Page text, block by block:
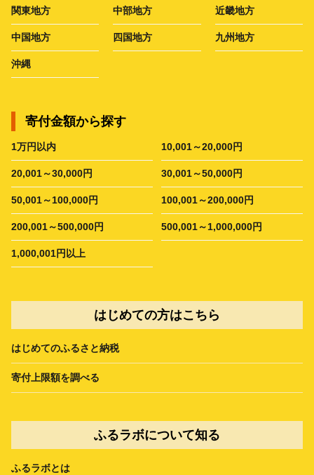
関東地方 中部地方 近畿地方
中国地方 四国地方 九州地方
沖縄
寄付金額から探す
1万円以内 10,001～20,000円
20,001～30,000円 30,001～50,000円
50,001～100,000円 100,001～200,000円
200,001～500,000円 500,001～1,000,000円
1,000,001円以上
はじめての方はこちら
はじめてのふるさと納税
寄付上限額を調べる
ふるラボについて知る
ふるラボとは